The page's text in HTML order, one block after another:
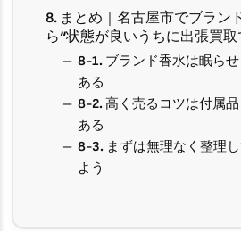
8. まとめ｜名古屋市でブラン
ら“状態が良いうちに出張買
8-1. ブランド香水は眠ら
ある
8-2. 高く売るコツは付属
ある
8-3. まずは無理なく整理
よう